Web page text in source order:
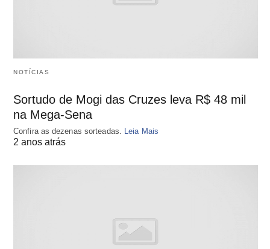
NOTÍCIAS
Sortudo de Mogi das Cruzes leva R$ 48 mil
na Mega-Sena
Confira as dezenas sorteadas. Leia Mais
2 anos atrás